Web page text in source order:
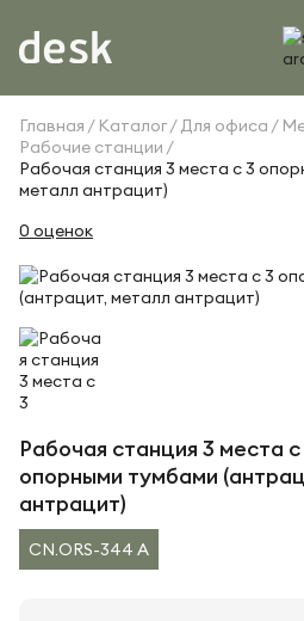
Главная Каталог Для офиса
Рабочие станции
Рабочая станция 3 места с 3
металл антрацит)
0 оценок
Рабочая станция 3 места с
опорными тумбами
антрацит)
CN.ORS-344 A